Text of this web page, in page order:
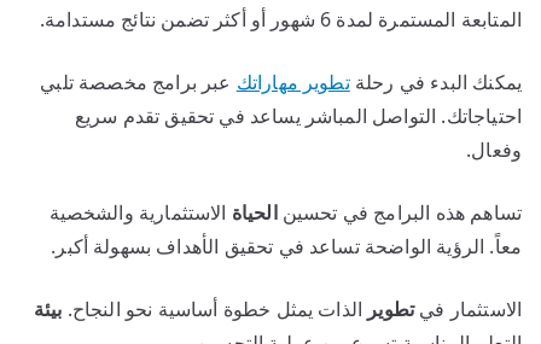
المتابعة المستمرة لمدة 6 شهور أو أكثر تضمن نتائج مستدامة.
يمكنك البدء في رحلةتطوير مهاراتك عبر برامج مخصصة تلبي
احتياجاتك. التواصل المباشر يساعد في تحقيق تقدم سريع
وفعال.
تساهم هذه البرامج في تحسينالحياة الاستثمارية والشخصية
معاً. الرؤية الواضحة تساعد في تحقيق الأهداف بسهولة أكبر.
الاستثمار فيتطوير الذات يمثل خطوة أساسية نحو النجاح. بيئة